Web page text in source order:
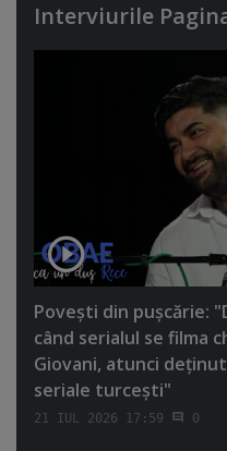
Interviurile
Poveşti din puşcărie:
când serialul se filma
Giovani, atunci
seriale turceşti"
21 IUL 2026 17:59 0